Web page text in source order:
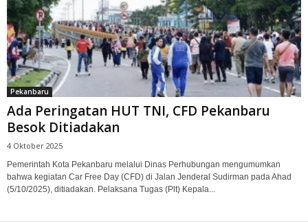
Pekanbaru
Ada Peringatan HUT TNI, CFD Pekanbaru
Besok Ditiadakan
4 Oktober 2025
Pemerintah Kota Pekanbaru melalui Dinas Perhubungan mengumumkan
bahwa kegiatan Car Free Day (CFD) di Jalan Jenderal Sudirman pada Ahad
(5/10/2025), ditiadakan. Pelaksana Tugas (Plt) Kepala...